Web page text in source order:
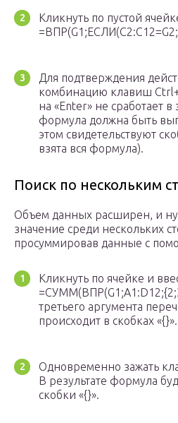
Кликнуть по пустой
Для подтверждения
комбинацию клавиш
на «Enter» не сработает в
формула должна быть
этом свидетельствуют
взята вся формула).
Поиск по нескольким
Объем данных расширен, и
значение среди нескольких
просуммировав данные с
Кликнуть по ячейке и
третьего аргумента
происходит в скобках «{}».
Одновременно зажать
В результате формула
скобки «{}».